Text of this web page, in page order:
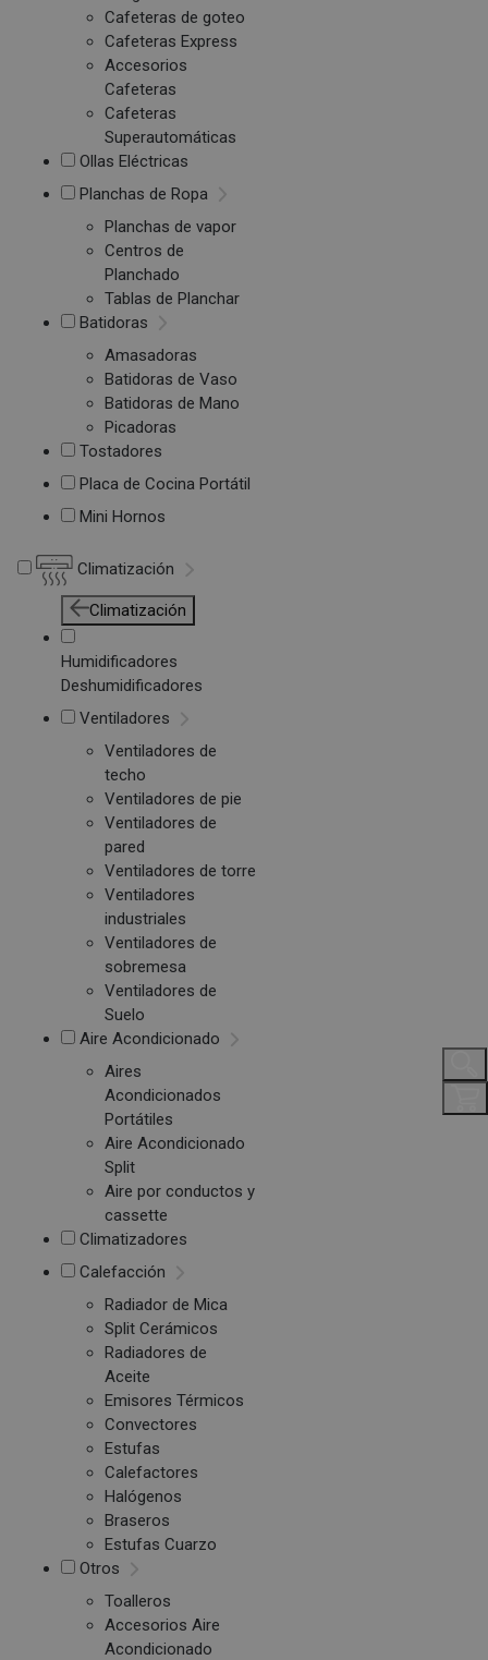
Cafeteras de goteo
Cafeteras Express
Accesorios
Cafeteras
Cafeteras
Superautomáticas
Ollas Eléctricas
Planchas de Ropa
Planchas de vapor
Centros de
Planchado
Tablas de Planchar
Batidoras
Amasadoras
Batidoras de Vaso
Batidoras de Mano
Picadoras
Tostadores
Placa de Cocina Portátil
Mini Hornos
Climatización
Climatización
Humidificadores
Deshumidificadores
Ventiladores
Ventiladores de
techo
Ventiladores de pie
Ventiladores de
pared
Ventiladores de torre
Ventiladores
industriales
Ventiladores de
sobremesa
Ventiladores de
Suelo
Aire Acondicionado
Aires
Acondicionados
Portátiles
Aire Acondicionado
Split
Aire por conductos y
cassette
Climatizadores
Calefacción
Radiador de Mica
Split Cerámicos
Radiadores de
Aceite
Emisores Térmicos
Convectores
Estufas
Calefactores
Halógenos
Braseros
Estufas Cuarzo
Otros
Toalleros
Accesorios Aire
Acondicionado